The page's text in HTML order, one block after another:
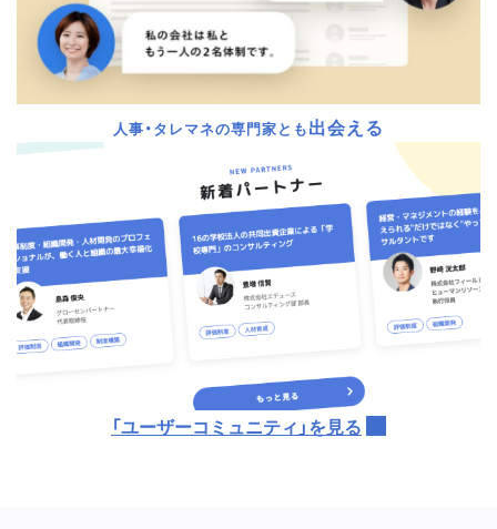
人事・タレマネの専門家とも出会える
「ユーザーコミュニティ」を見る